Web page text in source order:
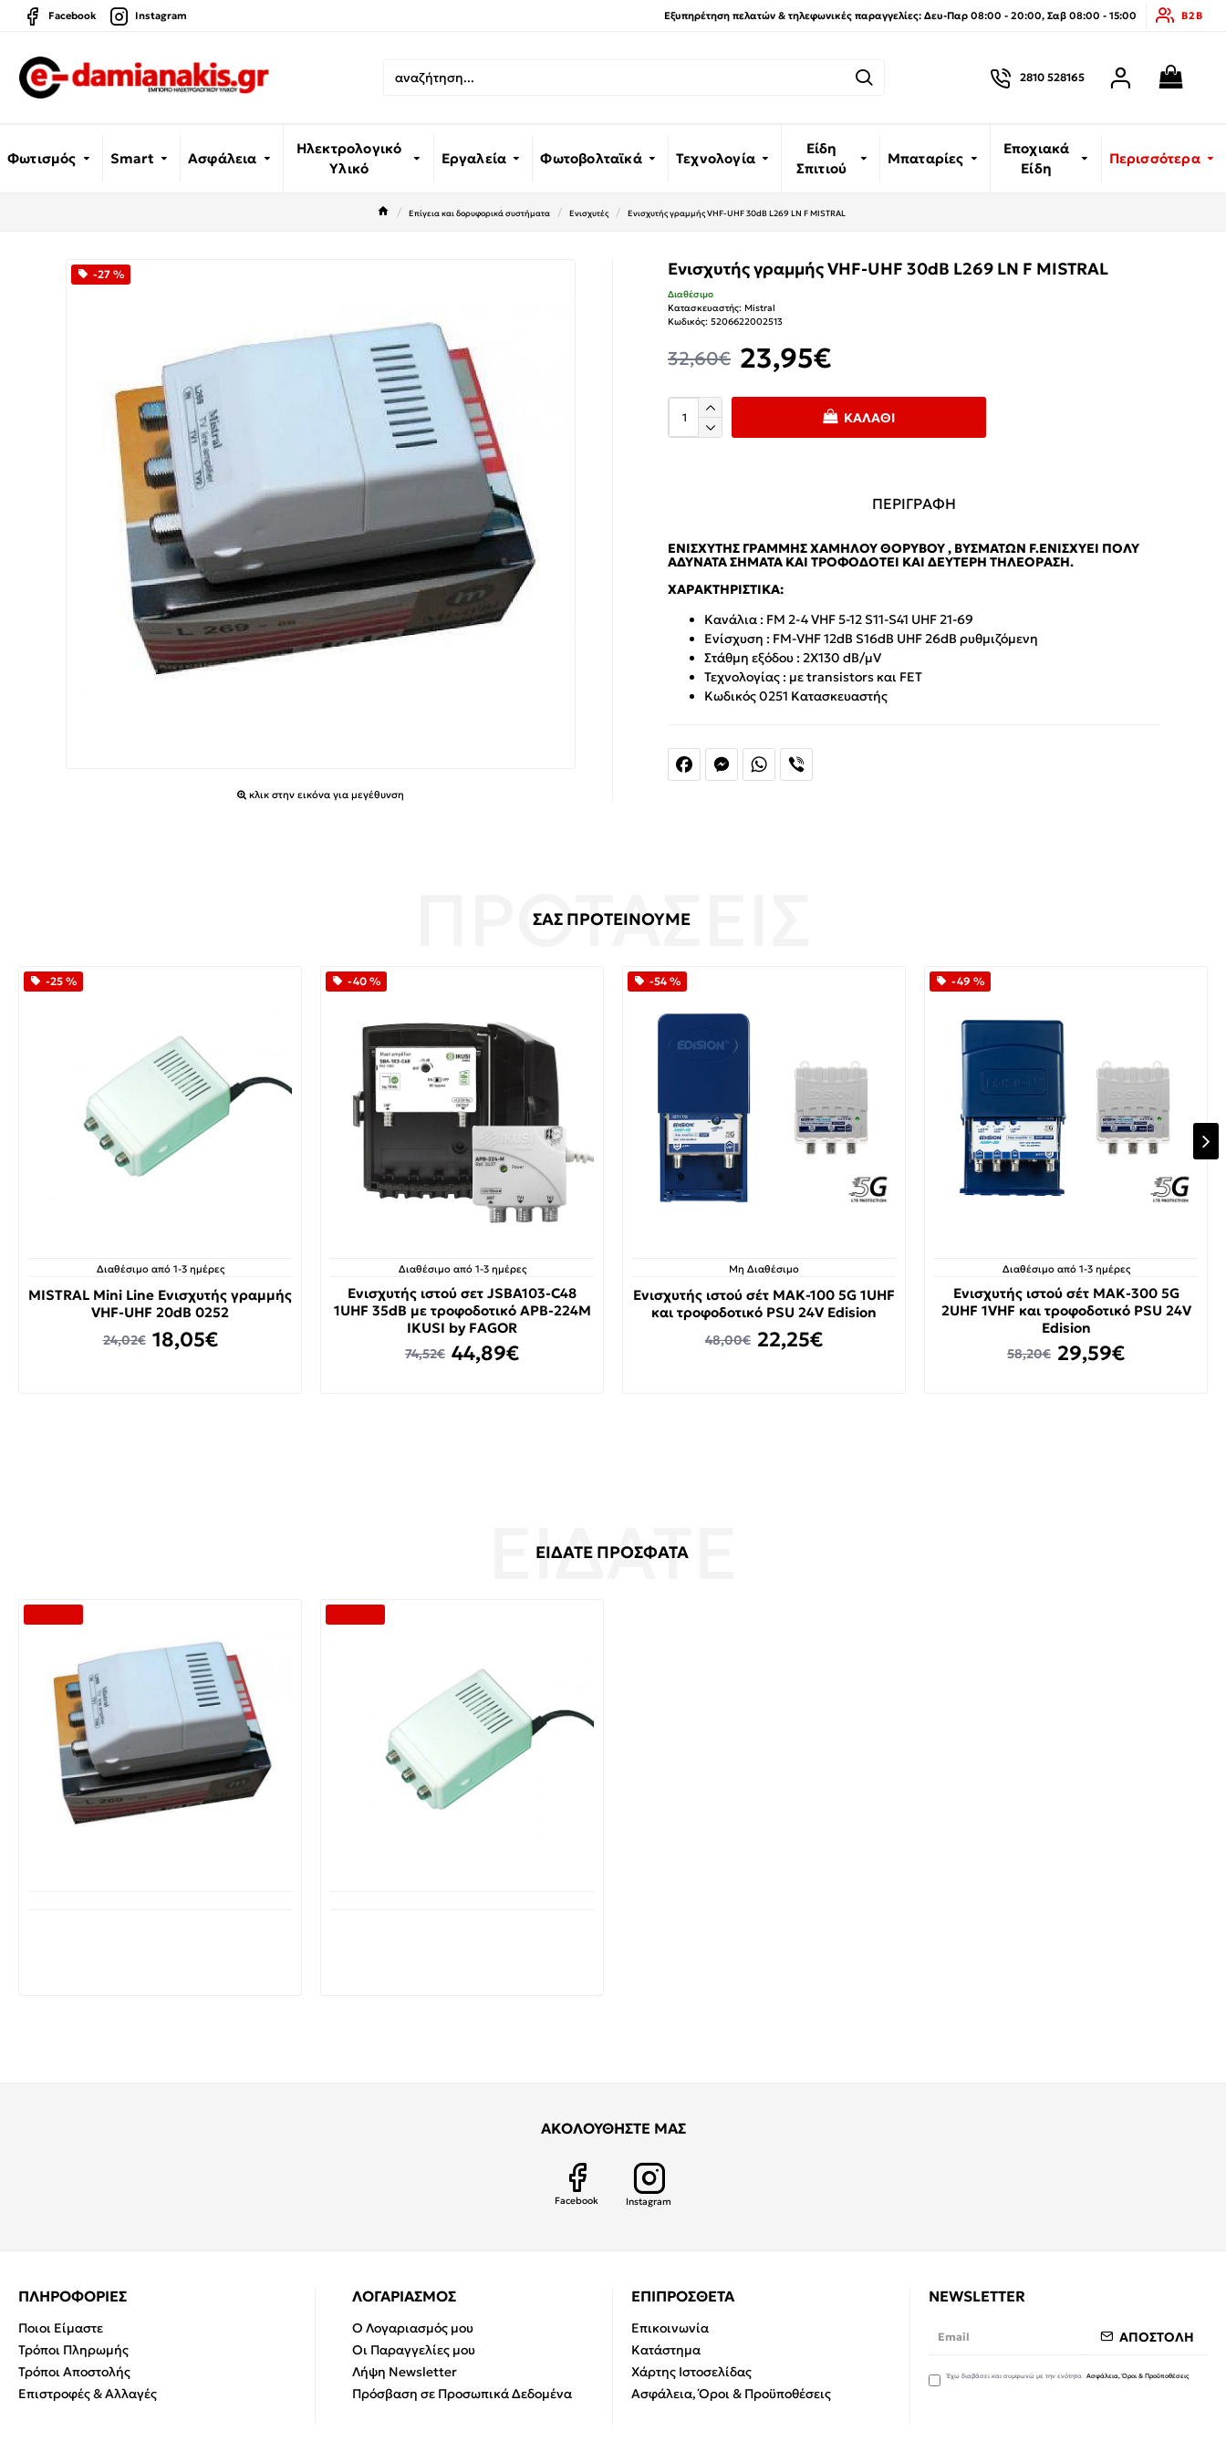
Facebook Instagram Εξυπηρέτηση πελατών & τηλεφωνικές παραγγελίες: Δευ-Παρ 08:00 - 20:00, Σαβ 08:00 - 15:00 B2B
2810 528165
Φωτισμός Smart Ασφάλεια
Ηλεκτρολογικό
Υλικό
Εργαλεία Φωτοβολταϊκά Τεχνολογία
Είδη
Σπιτιού
Μπαταρίες
Εποχιακά
Είδη
Περισσότερα
Επίγεια και δορυφορικά συστήματα Ενισχυτές Ενισχυτής γραμμής VHF-UHF 30dB L269 LN F MISTRAL
-27 %
κλικ στην εικόνα για μεγέθυνση
Ενισχυτής γραμμής VHF-UHF 30dB L269 LN F MISTRAL
23,95€
32,60€
Διαθέσιμο
Κατασκευαστής: Mistral
Κωδικός: 5206622002513
ΚΑΛΆΘΙ
FacebookMessengerWhatsApp
ΠΕΡΙΓΡΑΦΗ
ΕΝΙΣΧΥΤΉΣ ΓΡΑΜΜΉΣ ΧΑΜΗΛΟΎ ΘΟΡΎΒΟΥ , ΒΥΣΜΆΤΩΝ F.ΕΝΙΣΧΥΕΊ ΠΟΛΎ
ΑΔΎΝΑΤΑ ΣΉΜΑΤΑ ΚΑΙ ΤΡΟΦΟΔΟΤΕΊ ΚΑΙ ΔΕΎΤΕΡΗ ΤΗΛΕΌΡΑΣΗ.
ΧΑΡΑΚΤΗΡΙΣΤΙΚΆ:
Κανάλια : FM 2-4 VHF 5-12 S11-S41 UHF 21-69
Ενίσχυση : FM-VHF 12dB S16dB UHF 26dB ρυθμιζόμενη
Στάθμη εξόδου : 2Χ130 dB/μV
Τεχνολογίας : με transistors και FET
Κωδικός 0251 Κατασκευαστής
ΣΑΣ ΠΡΟΤΕΙΝΟΥΜΕ
-25 %
Διαθέσιμο από 1-3 ημέρες
MISTRAL Mini Line Ενισχυτής γραμμής
VHF-UHF 20dB 0252
18,05€
24,02€
-40 %
Διαθέσιμο από 1-3 ημέρες
Ενισχυτής ιστού σετ JSBA103-C48
1UHF 35dB με τροφοδοτικό APB-224M
IKUSI by FAGOR
44,89€
74,52€
-54 %
Μη Διαθέσιμο
Ενισχυτής ιστού σέτ MAK-100 5G 1UHF
και τροφοδοτικό PSU 24V Edision
22,25€
48,00€
-49 %
Διαθέσιμο από 1-3 ημέρες
Ενισχυτής ιστού σέτ MAK-300 5G
2UHF 1VHF και τροφοδοτικό PSU 24V
Edision
29,59€
58,20€
ΕΙΔΑΤΕ ΠΡΟΣΦΑΤΑ
ΑΚΟΛΟΥΘΗΣΤΕ ΜΑΣ
Facebook Instagram
ΠΛΗΡΟΦΟΡΙΕΣ
Ποιοι Είμαστε
Τρόποι Πληρωμής
Τρόποι Αποστολής
Επιστροφές & Αλλαγές
ΛΟΓΑΡΙΑΣΜΟΣ
Ο Λογαριασμός μου
Οι Παραγγελίες μου
Λήψη Newsletter
Πρόσβαση σε Προσωπικά Δεδομένα
ΕΠΙΠΡΟΣΘΕΤΑ
Επικοινωνία
Κατάστημα
Χάρτης Ιστοσελίδας
Ασφάλεια, Όροι & Προϋποθέσεις
NEWSLETTER
ΑΠΟΣΤΟΛΗ
Έχω διαβάσει και συμφωνώ με την ενότητα Ασφάλεια, Όροι & Προϋποθέσεις